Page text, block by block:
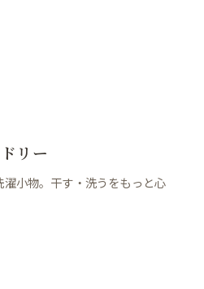
リー
小物。干す・洗うをもっと心